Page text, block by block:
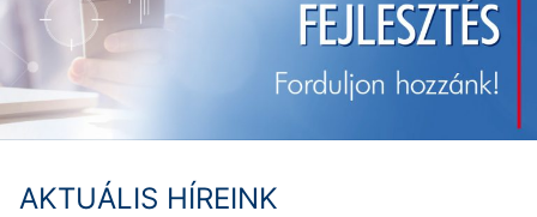
AKTUÁLIS HÍREINK